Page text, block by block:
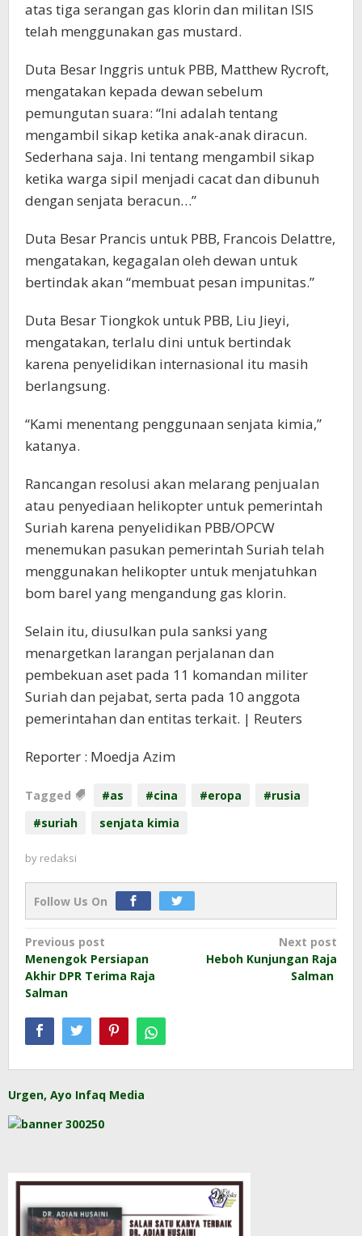
atas tiga serangan gas klorin dan militan ISIS
telah menggunakan gas mustard.
Duta Besar Inggris untuk PBB, Matthew Rycroft,
mengatakan kepada dewan sebelum
pemungutan suara: “Ini adalah tentang
mengambil sikap ketika anak-anak diracun.
Sederhana saja. Ini tentang mengambil sikap
ketika warga sipil menjadi cacat dan dibunuh
dengan senjata beracun…”
Duta Besar Prancis untuk PBB, Francois Delattre,
mengatakan, kegagalan oleh dewan untuk
bertindak akan “membuat pesan impunitas.”
Duta Besar Tiongkok untuk PBB, Liu Jieyi,
mengatakan, terlalu dini untuk bertindak
karena penyelidikan internasional itu masih
berlangsung.
“Kami menentang penggunaan senjata kimia,”
katanya.
Rancangan resolusi akan melarang penjualan
atau penyediaan helikopter untuk pemerintah
Suriah karena penyelidikan PBB/OPCW
menemukan pasukan pemerintah Suriah telah
menggunakan helikopter untuk menjatuhkan
bom barel yang mengandung gas klorin.
Selain itu, diusulkan pula sanksi yang
menargetkan larangan perjalanan dan
pembekuan aset pada 11 komandan militer
Suriah dan pejabat, serta pada 10 anggota
pemerintahan dan entitas terkait. | Reuters
Reporter : Moedja Azim
Tagged #as #cina #eropa
#rusia
#suriah
senjata kimia
by redaksi
Follow Us On
Post
navigation
Previous post
Menengok Persiapan
Akhir DPR Terima Raja
Salman
Next post
Heboh Kunjungan Raja
Salman
Urgen, Ayo Infaq Media